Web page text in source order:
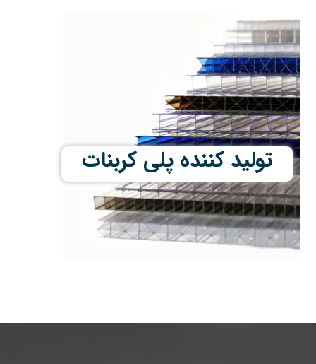
تولید کننده پلی کربنات